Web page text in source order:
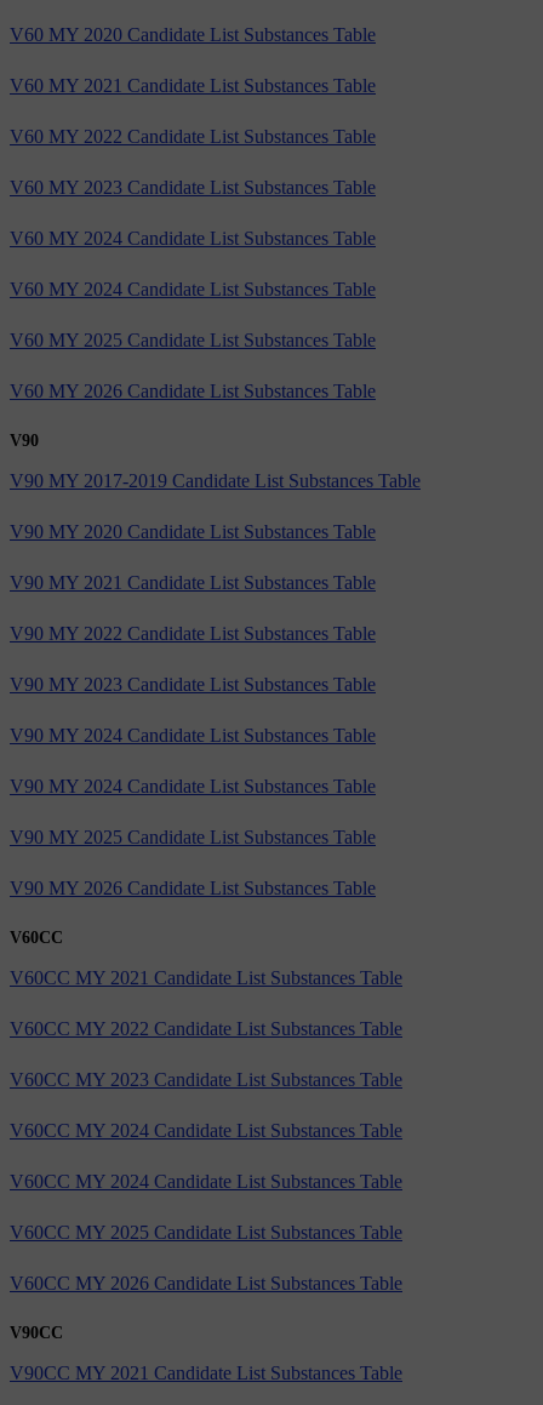
V60 MY 2020 Candidate List Substances Table
V60 MY 2021 Candidate List Substances Table
V60 MY 2022 Candidate List Substances Table
V60 MY 2023 Candidate List Substances Table
V60 MY 2024 Candidate List Substances Table
V60 MY 2024 Candidate List Substances Table
V60 MY 2025 Candidate List Substances Table
V60 MY 2026 Candidate List Substances Table
V90
V90 MY 2017-2019 Candidate List Substances Table
V90 MY 2020 Candidate List Substances Table
V90 MY 2021 Candidate List Substances Table
V90 MY 2022 Candidate List Substances Table
V90 MY 2023 Candidate List Substances Table
V90 MY 2024 Candidate List Substances Table
V90 MY 2024 Candidate List Substances Table
V90 MY 2025 Candidate List Substances Table
V90 MY 2026 Candidate List Substances Table
V60CC
V60CC MY 2021 Candidate List Substances Table
V60CC MY 2022 Candidate List Substances Table
V60CC MY 2023 Candidate List Substances Table
V60CC MY 2024 Candidate List Substances Table
V60CC MY 2024 Candidate List Substances Table
V60CC MY 2025 Candidate List Substances Table
V60CC MY 2026 Candidate List Substances Table
V90CC
V90CC MY 2021 Candidate List Substances Table